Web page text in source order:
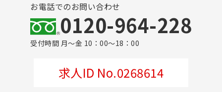
お電話でのお問い合わせ
0120-964-228
受付時間 月～金 10：00～18：00
求人ID No.0268614